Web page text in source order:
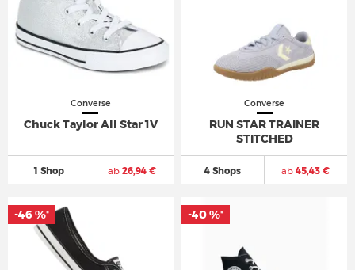
Converse
Chuck Taylor All Star 1V
1 Shop ab26,94 €
Converse
RUN STAR TRAINER
STITCHED
4 Shops ab 45,43 €
-46 %* -40 %*